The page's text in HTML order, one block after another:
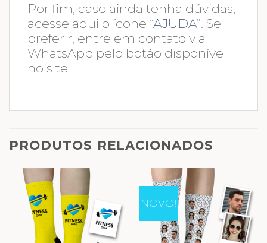
Por fim, caso ainda tenha dúvidas,
acesse aqui o ícone “AJUDA”. Se
preferir, entre em contato via
WhatsApp pelo botão disponível
no site.
PRODUTOS RELACIONADOS
NOVO!